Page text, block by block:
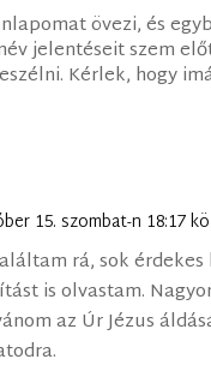
övezi, és
jelentéseit szem
Kérlek, hogy
15. szombat-n 18:17
rá, sok
is olvastam.
az Úr Jézus